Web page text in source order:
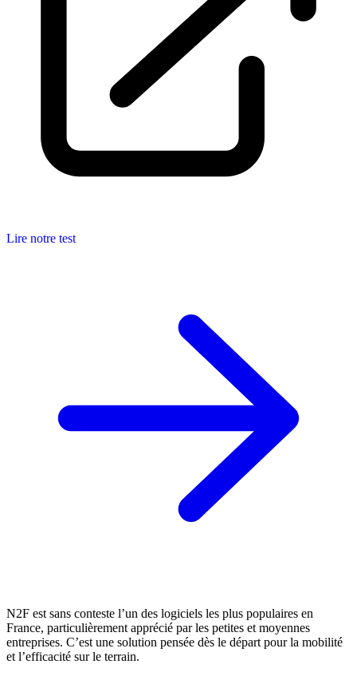
Lire notre test
N2F est sans conteste l’un des logiciels les plus populaires en
France, particulièrement apprécié par les petites et moyennes
entreprises. C’est une solution pensée dès le départ pour la mobilité
et l’efficacité sur le terrain.